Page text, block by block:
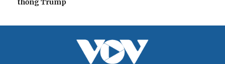
Mỹ hủy kế hoạch tấn công Iran: Bước lùi chiến thuật hay
nước cờ của ông Trump?